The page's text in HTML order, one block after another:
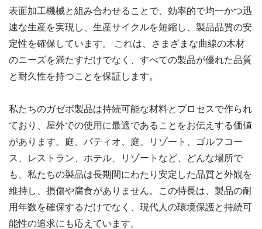
表面加工機械と組み合わせることで、効率的で均一かつ迅
速な生産を実現し、生産サイクルを短縮し、製品品質の安
定性を確保しています。 これは、さまざまな曲線の木材
のニーズを満たすだけでなく、すべての製品が優れた品質
と耐久性を持つことを保証します。
私たちのガゼボ製品は持続可能な材料とプロセスで作られ
ており、屋外での使用に最適であることをお伝えする価値
があります。庭、パティオ、庭、リゾート、ゴルフコー
ス、レストラン、ホテル、リゾートなど、どんな場所で
も、私たちの製品は長期間にわたり安定した品質と外観を
維持し、損傷や腐食がありません。この特長は、製品の耐
用年数を確保するだけでなく、現代人の環境保護と持続可
能性の追求にも応えています。